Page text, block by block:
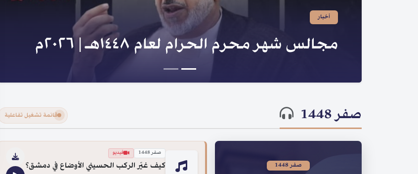
صدر لسماحته | سلسلة النبي والعترة و السلسلة
الحسينية
صفر 1448 قائمة تشغيل تفاعلية
صفر 1448
صفر 1448 فيديو
كيف غيّر الركب الحسيني الأوضاع في دمشق؟